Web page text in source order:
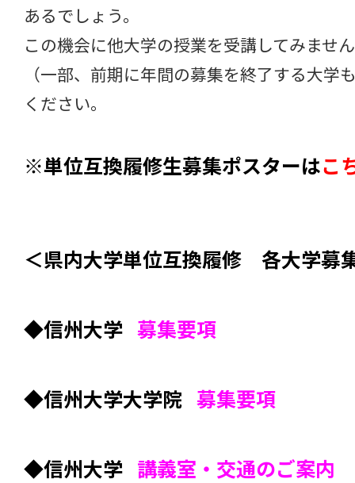
あるでしょう。
この機会に他大学の授業を受講してみませ
（一部、前期に年間の募集を終了する大学
ください。
※単位互換履修生募集ポスターはこ
＜県内大学単位互換履修 各大学募
◆信州大学 募集要項
◆信州大学大学院 募集要項
◆信州大学 講義室・交通のご案内